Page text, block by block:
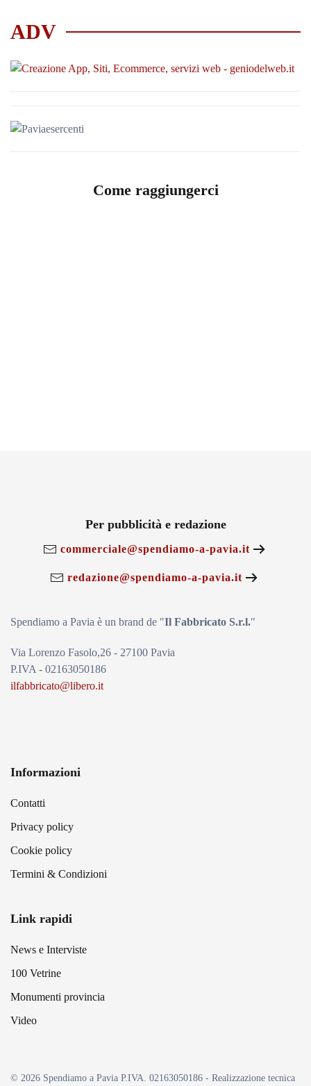
ADV
Come raggiungerci
Per pubblicità e redazione
commerciale@spendiamo-a-pavia.it
redazione@spendiamo-a-pavia.it
Spendiamo a Pavia è un brand de "Il Fabbricato S.r.l."
Via Lorenzo Fasolo,26 - 27100 Pavia
P.IVA - 02163050186
ilfabbricato@libero.it
Informazioni
Contatti
Privacy policy
Cookie policy
Termini & Condizioni
Link rapidi
News e Interviste
100 Vetrine
Monumenti provincia
Video
© 2026 Spendiamo a Pavia P.IVA. 02163050186 - Realizzazione tecnica